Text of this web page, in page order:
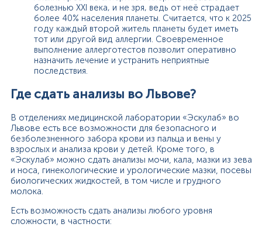
болезнью ХХІ века, и не зря, ведь от неё страдает
более 40% населения планеты. Считается, что к 2025
году каждый второй житель планеты будет иметь
тот или другой вид аллергии. Своевременное
выполнение аллерготестов позволит оперативно
назначить лечение и устранить неприятные
последствия.
Где сдать анализы во Львове?
В отделениях медицинской лаборатории «Эскулаб» во
Львове есть все возможности для безопасного и
безболезненного забора крови из пальца и вены у
взрослых и анализа крови у детей. Кроме того, в
«Эскулаб» можно сдать анализы мочи, кала, мазки из зева
и носа, гинекологические и урологические мазки, посевы
биологических жидкостей, в том числе и грудного
молока.
Есть возможность сдать анализы любого уровня
сложности, в частности: